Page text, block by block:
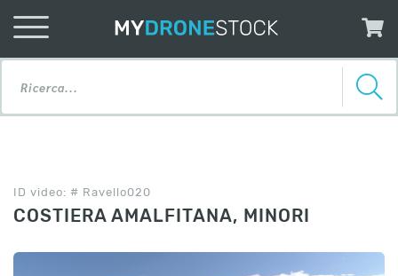
ID video: # Ravello020
COSTIERA AMALFITANA, MINORI